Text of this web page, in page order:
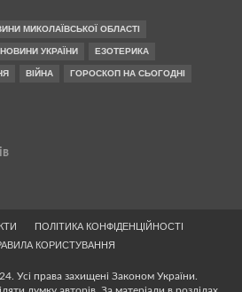
МИКОЛАЇВСЬКОЇ ОБЛАСТІ
НОВИНИ УКРАЇНИ ЕЗОТЕРИКА
ВІЙНА ГОРОСКОП НА СЬОГОДНІ
ПОЛІТИКА КОНФІДЕНЦІЙНОСТІ
КОРИСТУВАННЯ
Усі права захищені Законом України.